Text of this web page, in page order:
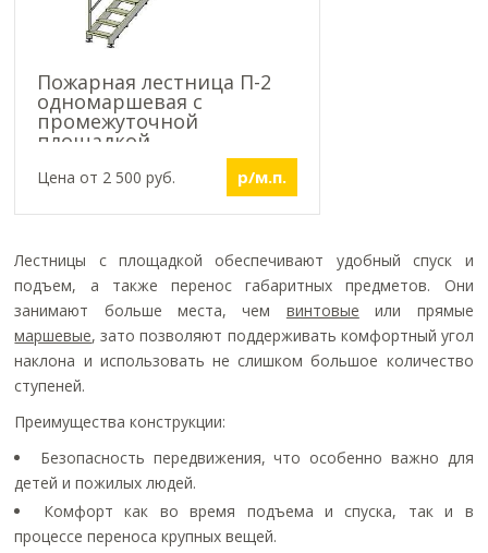
Пожарная лестница П-2
одномаршевая с
промежуточной
площадкой
Цена от 2 500 руб. р/м.п.
Лестницы с площадкой обеспечивают удобный спуск и
подъем, а также перенос габаритных предметов. Они
занимают больше места, чем винтовые или прямые
маршевые, зато позволяют поддерживать комфортный угол
наклона и использовать не слишком большое количество
ступеней.
Преимущества конструкции:
Безопасность передвижения, что особенно важно для
детей и пожилых людей.
Комфорт как во время подъема и спуска, так и в
процессе переноса крупных вещей.